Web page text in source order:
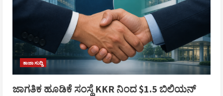
ತಾಜಾ ಸುದ್ದಿ
ಜಾಗತಿಕ ಹೂಡಿಕೆ ಸಂಸ್ಥೆ KKR ನಿಂದ $1.5 ಬಿಲಿಯನ್